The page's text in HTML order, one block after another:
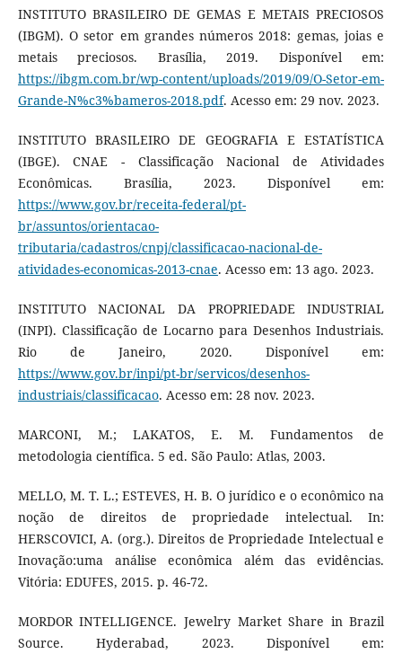
INSTITUTO BRASILEIRO DE GEMAS E METAIS PRECIOSOS
(IBGM). O setor em grandes números 2018: gemas, joias e
metais preciosos. Brasília, 2019. Disponível em:
https://ibgm.com.br/wp-content/uploads/2019/09/O-Setor-em-
Grande-N%c3%bameros-2018.pdf. Acesso em: 29 nov. 2023.
INSTITUTO BRASILEIRO DE GEOGRAFIA E ESTATÍSTICA
(IBGE). CNAE - Classificação Nacional de Atividades
Econômicas. Brasília, 2023. Disponível em:
https://www.gov.br/receita-federal/pt-
br/assuntos/orientacao-
tributaria/cadastros/cnpj/classificacao-nacional-de-
atividades-economicas-2013-cnae. Acesso em: 13 ago. 2023.
INSTITUTO NACIONAL DA PROPRIEDADE INDUSTRIAL
(INPI). Classificação de Locarno para Desenhos Industriais.
Rio de Janeiro, 2020. Disponível em:
https://www.gov.br/inpi/pt-br/servicos/desenhos-
industriais/classificacao. Acesso em: 28 nov. 2023.
MARCONI, M.; LAKATOS, E. M. Fundamentos de
metodologia científica. 5 ed. São Paulo: Atlas, 2003.
MELLO, M. T. L.; ESTEVES, H. B. O jurídico e o econômico na
noção de direitos de propriedade intelectual. In:
HERSCOVICI, A. (org.). Direitos de Propriedade Intelectual e
Inovação:uma análise econômica além das evidências.
Vitória: EDUFES, 2015. p. 46-72.
MORDOR INTELLIGENCE. Jewelry Market Share in Brazil
Source. Hyderabad, 2023. Disponível em: